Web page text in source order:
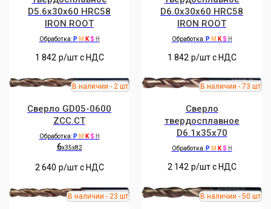
D5.6x30x60 HRC58
IRON ROOT
Обработка: P M K S H
1 842 р/шт c НДС
D6.0x30x60 HRC58
IRON ROOT
Обработка: P M K S H
1 842 р/шт c НДС
Сверло GD05-0600
ZCC.CT
Обработка: P M K S H
6x35x82
2 640 р/шт c НДС
Сверло
твердосплавное
D6.1x35x70
Обработка: P M K S H
2 142 р/шт c НДС